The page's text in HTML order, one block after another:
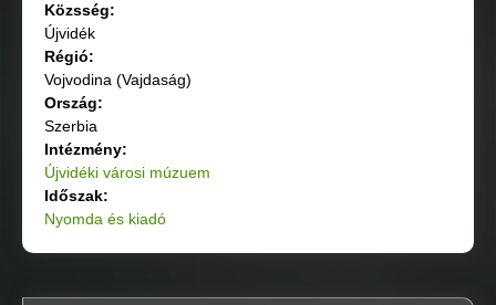
Közsség:
Újvidék
Régió:
Vojvodina (Vajdaság)
Ország:
Szerbia
Intézmény:
Újvidéki városi múzuem
Időszak:
Nyomda és kiadó